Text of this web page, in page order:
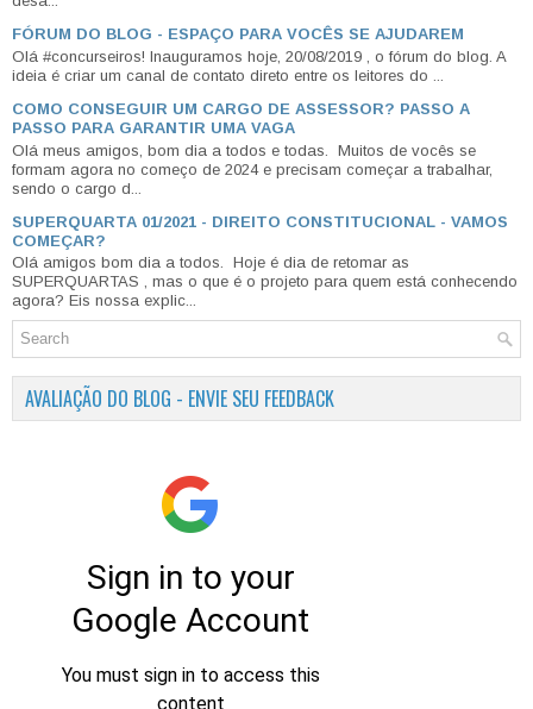
FÓRUM DO BLOG - ESPAÇO PARA VOCÊS SE AJUDAREM
Olá #concurseiros! Inauguramos hoje, 20/08/2019 , o fórum do blog. A
ideia é criar um canal de contato direto entre os leitores do ...
COMO CONSEGUIR UM CARGO DE ASSESSOR? PASSO A
PASSO PARA GARANTIR UMA VAGA
Olá meus amigos, bom dia a todos e todas. Muitos de vocês se
formam agora no começo de 2024 e precisam começar a trabalhar,
sendo o cargo d...
SUPERQUARTA 01/2021 - DIREITO CONSTITUCIONAL - VAMOS
COMEÇAR?
Olá amigos bom dia a todos. Hoje é dia de retomar as
SUPERQUARTAS , mas o que é o projeto para quem está conhecendo
agora? Eis nossa explic...
AVALIAÇÃO DO BLOG - ENVIE SEU FEEDBACK